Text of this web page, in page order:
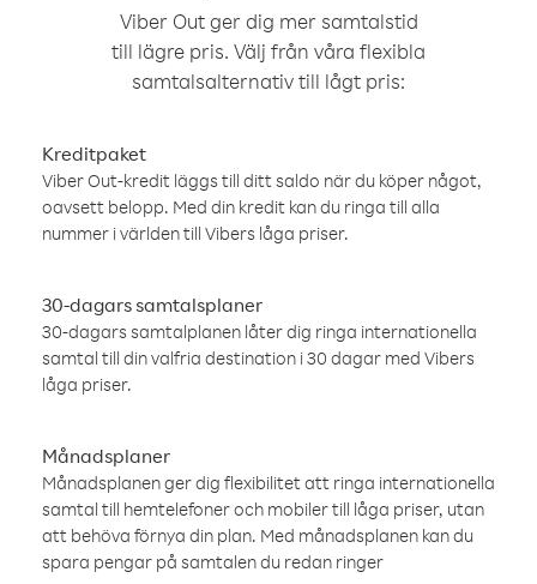
Viber Out ger dig mer samtalstid
till lägre pris. Välj från våra flexibla
samtalsalternativ till lågt pris:
Kreditpaket
Viber Out-kredit läggs till ditt saldo när du köper något,
oavsett belopp. Med din kredit kan du ringa till alla
nummer i världen till Vibers låga priser.
30-dagars samtalsplaner
30-dagars samtalplanen låter dig ringa internationella
samtal till din valfria destination i 30 dagar med Vibers
låga priser.
Månadsplaner
Månadsplanen ger dig flexibilitet att ringa internationella
samtal till hemtelefoner och mobiler till låga priser, utan
att behöva förnya din plan. Med månadsplanen kan du
spara pengar på samtalen du redan ringer